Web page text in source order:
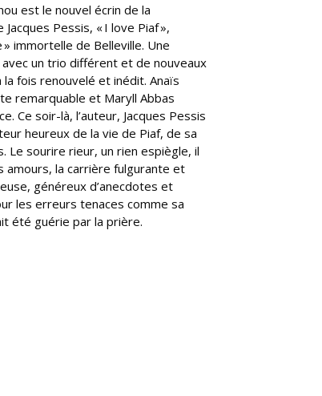
est le nouvel écrin de la
Pessis, « I love Piaf »,
» immortelle de Belleville. Une
un trio différent et de nouveaux
fois renouvelé et inédit. Anaïs
remarquable et Maryll Abbas
Ce soir-là, l’auteur, Jacques Pessis
heureux de la vie de Piaf, de sa
Le sourire rieur, un rien espiègle, il
amours, la carrière fulgurante et
généreux d’anecdotes et
les erreurs tenaces comme sa
été guérie par la prière.